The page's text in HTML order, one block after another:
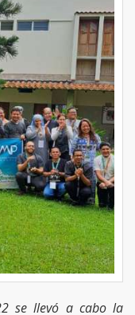
se llevó a cabo la